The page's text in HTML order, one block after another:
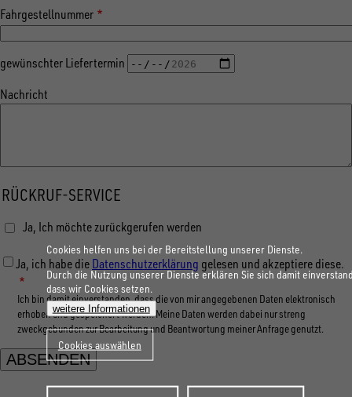
Fahrgestellnummer
gewünschter Liefertermin
Nachricht
RÜCKRUF-SERVICE
Ja, Ich möchte zurückgerufen werden
Ja, ich habe die Datenschutzerklärung gelesen und akzeptiere diese.
Ich bin damit einverstanden, dass die von mir angegebenen Daten elektronisch
erhoben und gespeichert werden. Meine Daten werden dabei nur streng
zweckgebunden zur Bearbeitung und Beantwortung meiner Anfrage genutzt.
Cookies helfen uns bei der Bereitstellung unserer Dienste.
Durch die Nutzung unserer Dienste erklären Sie sich damit
dass wir Cookies setzen.
weitere Informationen
Cookies auswählen